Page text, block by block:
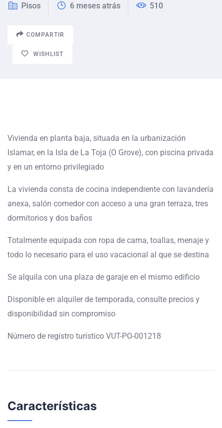
Pisos 6 meses atrás 510
COMPARTIR
WISHLIST
Vivienda en planta baja, situada en la urbanización
Islamar, en la Isla de La Toja (O Grove), con piscina privada
y en un entorno privilegiado
La vivienda consta de cocina independiente con lavandería
anexa, salón comedor con acceso a una gran terraza, tres
dormitorios y dos baños
Totalmente equipada con ropa de cama, toallas, menaje y
todo lo necesario para el uso vacacional al que se destina
Se alquila con una plaza de garaje en el mismo edificio
Disponible en alquiler de temporada, consulte precios y
disponibilidad sin compromiso
Número de registro turístico VUT-PO-001218
Características